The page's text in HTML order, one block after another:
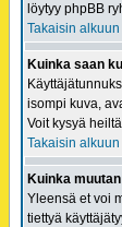
löytyy phpBB
Takaisin alkuun
Kuinka saan
isompi kuva,
Voit kysyä
Takaisin alkuun
Kuinka
Yleensä et voi
tiettyä